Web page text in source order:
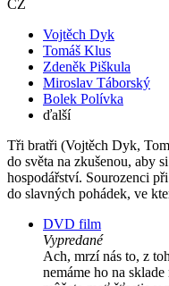
CZ
Vojtěch Dyk
Tomáš Klus
Zdeněk Piškula
Miroslav Táborský
Bolek Polívka
ďalší
Tři bratři (Vojtěch Dyk,
do světa na zkušenou, aby
hospodářství. Sourozenci
do slavných pohádek, ve
DVD film
Vypredané
Ach, mrzí nás to, z
nemáme ho na